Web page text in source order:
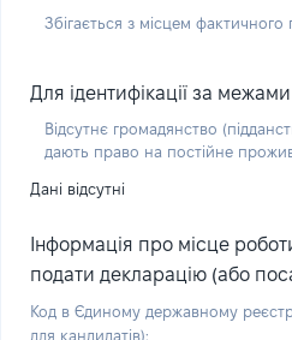
Збігається з місцем
Для ідентифікації за
Відсутнє громадянство
дають право на постійне
Дані відсутні
Інформація про місце
подати декларацію (або
Код в Єдиному державному
для кандидатів):